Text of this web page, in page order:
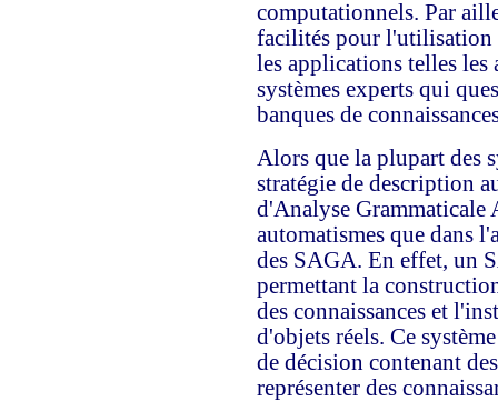
computationnels. Par
facilités pour l'utilisation
les applications telles les
systèmes experts qui
banques de
Alors que la plupart des
stratégie de description
d'Analyse Grammaticale
automatismes que dans
des SAGA. En effet, un
permettant la
des connaissances et
d'objets réels. Ce
de décision contenant
représenter des